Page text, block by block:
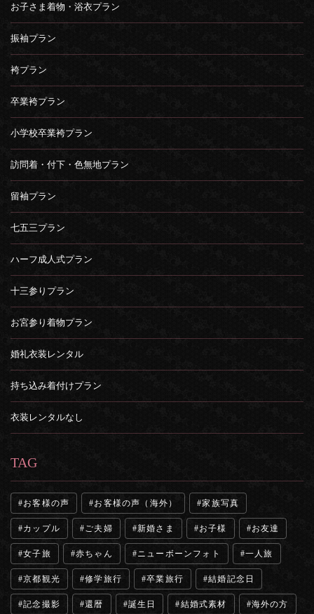
お子さま着物・浴衣プラン
振袖プラン
袴プラン
卒業袴プラン
小学校卒業袴プラン
訪問着・付下・色無地プラン
留袖プラン
七五三プラン
ハーフ成人式プラン
十三参りプラン
お宮参り着物プラン
婚礼衣装レンタル
持ち込み着付けプラン
衣装レンタルなし
TAG
お客様の声 お客様の声（海外） 家族写真
カップル ご夫婦 新婚さま お子様 お友達
女子旅 赤ちゃん ニューボーンフォト 一人旅
京都観光 修学旅行 卒業旅行 結婚記念日
記念撮影 還暦 誕生日 結婚式素材 海外の方